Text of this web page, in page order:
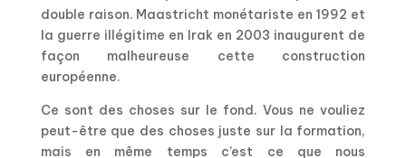
double raison. Maastricht monétariste en 1992 et
la guerre illégitime en Irak en 2003 inaugurent de
façon malheureuse cette construction
européenne.
Ce sont des choses sur le fond. Vous ne vouliez
peut-être que des choses juste sur la formation,
mais en même temps c’est ce que nous